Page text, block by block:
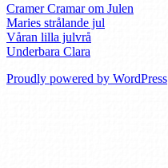
Cramer Cramar om Julen
Maries strålande jul
Våran lilla julvrå
Underbara Clara
Proudly powered by WordPress